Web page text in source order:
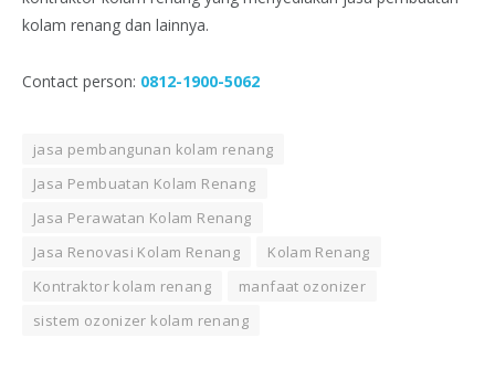
kolam renang dan lainnya.
Contact person: 0812-1900-5062
jasa pembangunan kolam renang
Jasa Pembuatan Kolam Renang
Jasa Perawatan Kolam Renang
Jasa Renovasi Kolam Renang
Kolam Renang
Kontraktor kolam renang
manfaat ozonizer
sistem ozonizer kolam renang